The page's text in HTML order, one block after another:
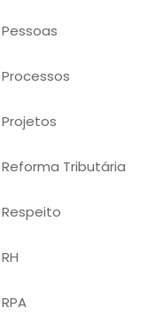
Pessoas
Processos
Projetos
Reforma Tributária
Respeito
RH
RPA